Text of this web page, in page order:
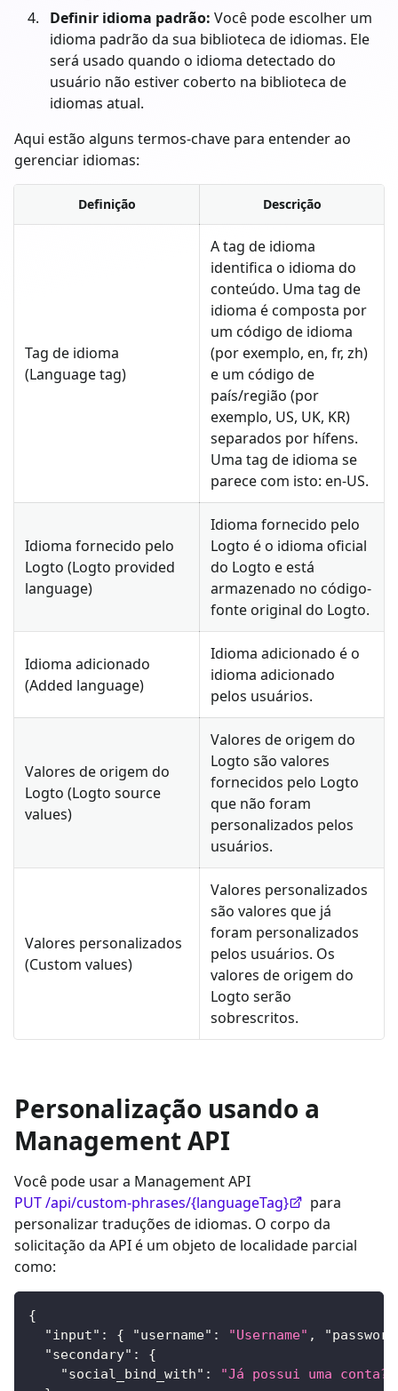
Definir idioma padrão: Você pode escolher um
idioma padrão da sua biblioteca de idiomas. Ele
será usado quando o idioma detectado do
usuário não estiver coberto na biblioteca de
idiomas atual.
Aqui estão alguns termos-chave para entender ao
gerenciar idiomas:
Definição Descrição
Tag de idioma
(Language tag)
A tag de idioma
identifica o idioma do
conteúdo. Uma tag de
idioma é composta por
um código de idioma
(por exemplo, en, fr, zh)
e um código de
país/região (por
exemplo, US, UK, KR)
separados por hífens.
Uma tag de idioma se
parece com isto: en-US.
Idioma fornecido pelo
Logto (Logto provided
language)
Idioma fornecido pelo
Logto é o idioma oficial
do Logto e está
armazenado no código-
fonte original do Logto.
Idioma adicionado
(Added language)
Idioma adicionado é o
idioma adicionado
pelos usuários.
Valores de origem do
Logto (Logto source
values)
Valores de origem do
Logto são valores
fornecidos pelo Logto
que não foram
personalizados pelos
usuários.
Valores personalizados
(Custom values)
Valores personalizados
são valores que já
foram personalizados
pelos usuários. Os
valores de origem do
Logto serão
sobrescritos.
Personalização usando a
Management API
Você pode usar a Management API
PUT /api/custom-phrases/{languageTag}
para
personalizar traduções de idiomas. O corpo da
solicitação da API é um objeto de localidade parcial
como:
{
"input" : { "username" : "Username" ,
"secondary" :
{
"social_bind_with" :
"Já possui uma